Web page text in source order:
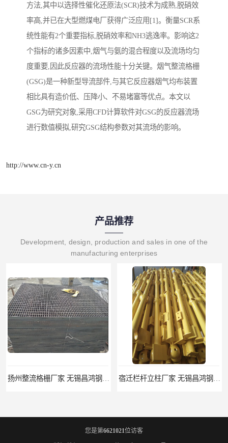
方法,其中以选择性催化还原法(SCR)技术为成熟,脱硝效
率高,并已在大型燃煤电厂获得广泛应用[1]。衡量SCR系
统性能有2个重要指标,脱硝效率和NH3逃逸率。影响这2
个指标的诸多因素中,烟气与氨的混合程度以及流场均匀
度重要,因此反应器的流场性能十分关键。烟气整流格栅
(GSG)是一种新型导流部件,与其它反应器烟气均布装置
相比具有造价低、压降小、不易堵塞等优点。本文以
GSG为研究对象,采用CFD计算软件对GSG的反应器流场
进行数值模拟,研究GSG结构参数对其流场的影响。
http://www.cn-y.cn
产品推荐
Development, design, production and sales in one of the
manufacturing enterprises
扬州整流格栅厂家 无锡昌鸿钢格板有限公司 宿迁栏杆立柱厂家 无锡昌鸿钢格板有限公司
您是第6621021位访客